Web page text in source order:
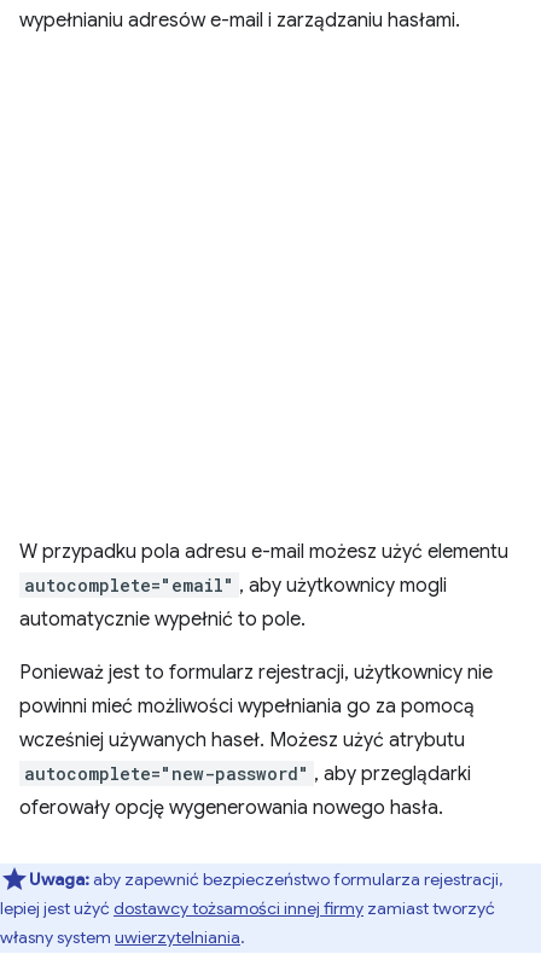
wypełnianiu adresów e-mail i zarządzaniu hasłami.
W przypadku pola adresu e-mail możesz użyć elementu
autocomplete="email" , aby użytkownicy mogli
automatycznie wypełnić to pole.
Ponieważ jest to formularz rejestracji, użytkownicy nie
powinni mieć możliwości wypełniania go za pomocą
wcześniej używanych haseł. Możesz użyć atrybutu
autocomplete="new-password" , aby przeglądarki
oferowały opcję wygenerowania nowego hasła.
Uwaga:aby zapewnić bezpieczeństwo formularza rejestracji,
lepiej jest użyć dostawcy tożsamości innej firmy zamiast tworzyć
własny system uwierzytelniania.